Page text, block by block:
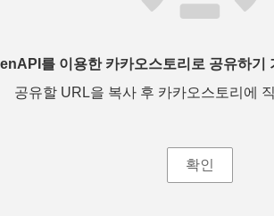
를 이용한 카카오스토리로 공유하기
공유할 URL을 복사 후 카카오스토리에
확인